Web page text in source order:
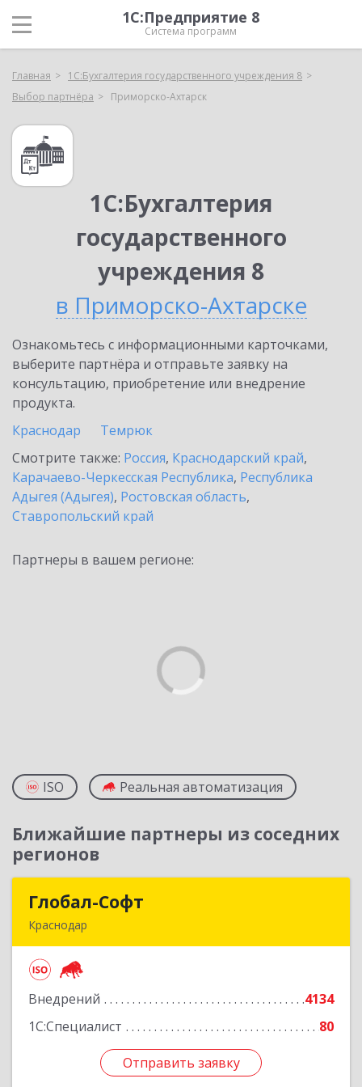
1С:Предприятие 8
Система программ
Главная
1С:Бухгалтерия государственного учреждения 8
Выбор партнёра
Приморско-Ахтарск
1С:Бухгалтерия
государственного
учреждения 8
в Приморско-Ахтарске
Ознакомьтесь с информационными карточками,
выберите партнёра и отправьте заявку на
консультацию, приобретение или внедрение
продукта.
Краснодар
Темрюк
Смотрите также: Россия, Краснодарский край,
Карачаево-Черкесская Республика, Республика
Адыгея (Адыгея), Ростовская область,
Ставропольский край
Партнеры в вашем регионе:
ISO Реальная автоматизация
Ближайшие партнеры из соседних
регионов
Глобал-Софт
Краснодар
Внедрений
4134
1С:Специалист
80
Отправить заявку
Подробнее
Отправить заявку